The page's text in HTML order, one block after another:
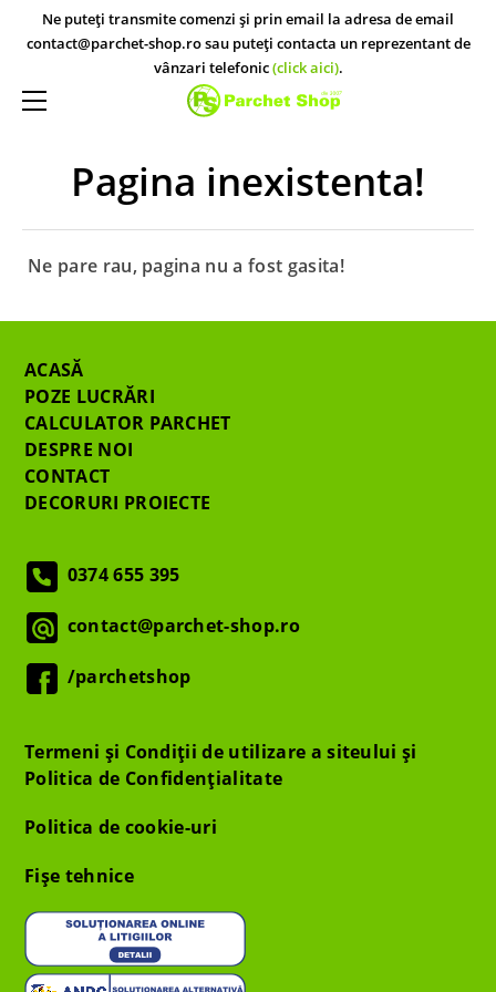
Ne puteți transmite comenzi și prin email la adresa de email
contact@parchet-shop.ro sau puteți contacta un reprezentant de
vânzari telefonic(click aici).
Pagina inexistenta!
Ne pare rau, pagina nu a fost gasita!
ACASĂ
POZE LUCRĂRI
CALCULATOR PARCHET
DESPRE NOI
CONTACT
DECORURI PROIECTE
0374 655 395
contact@parchet-shop.ro
/parchetshop
Termeni și Condiții de utilizare a siteului și
Politica de Confidențialitate
Politica de cookie-uri
Fișe tehnice
ACASĂ
PARCHET STUDIO
PARCHET STUDIO KRONO ORIGINAL
PARCHET STUDIO KRONOTEX
MAGAZINE